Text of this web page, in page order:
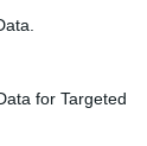
for Targeted